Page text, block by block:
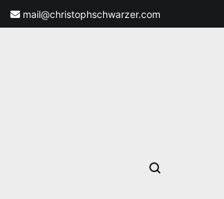
mail@christophschwarzer.com